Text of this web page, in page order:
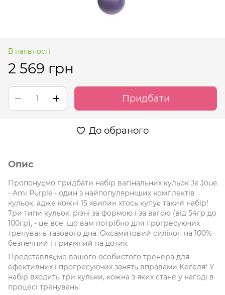
В наявності
2 569 грн
Придбати
До обраного
Опис
Пропонуємо придбати набір вагінальних кульок Je Joue
- Ami Purple - один з найпопулярніших комплектів
кульок, адже кожні 15 хвилин хтось купує такий набір!
Три типи кульок, різні за формою і за вагою (від 54гр до
100гр), - це все, що вам потрібно для прогресуючих
тренувань тазового дна. Оксамитовий силікон на 100%
безпечний і приємний на дотик.
Представляємо вашого особистого тренера для
ефективних і прогресуючих занять вправами Кегеля! У
набір входить три кульки, кожна з яких стане у нагоді в
процесі тренувань: